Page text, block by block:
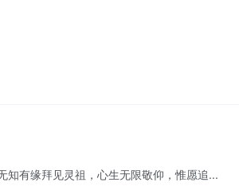
有缘拜见灵祖，心生无限敬仰，惟愿追...